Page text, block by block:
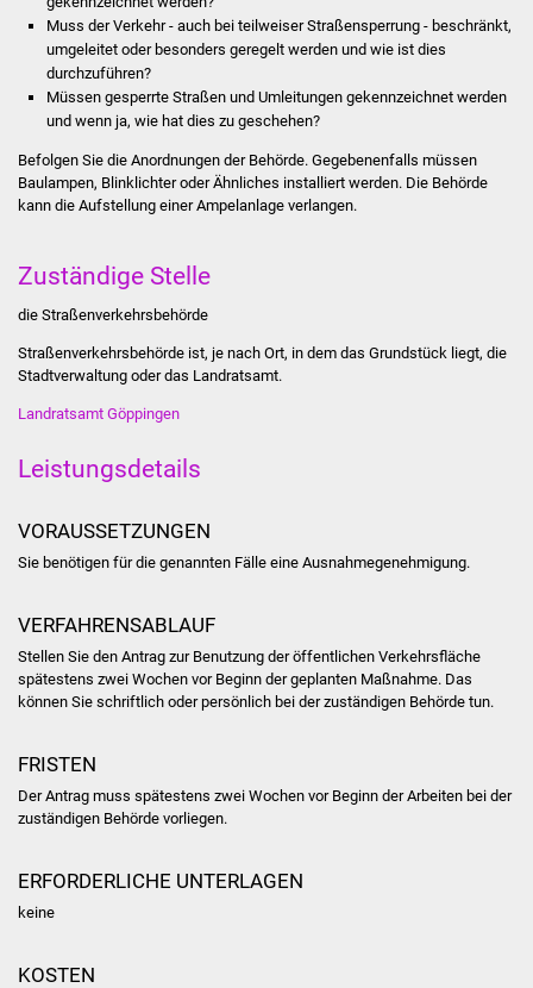
Partnerstädte
Projekte
Sanierung Hallenbad
Presse
Bürgerinfos
Muss der Verkehr - auch bei teilweiser Straßensperrung - beschränkt,
umgeleitet oder besonders geregelt werden und wie ist dies
durchzuführen?
Müssen gesperrte Straßen und Umleitungen gekennzeichnet werden
und wenn ja, wie hat dies zu geschehen?
Befolgen Sie die Anordnungen der Behörde. Gegebenenfalls müssen
Baulampen, Blinklichter oder Ähnliches installiert werden. Die Behörde
kann die Aufstellung einer Ampelanlage verlangen.
Zuständige Stelle
die Straßenverkehrsbehörde
Straßenverkehrsbehörde ist, je nach Ort, in dem das Grundstück liegt, die
Stadtverwaltung oder das Landratsamt.
Landratsamt Göppingen
Leistungsdetails
VORAUSSETZUNGEN
Sie benötigen für die genannten Fälle eine Ausnahmegenehmigung.
VERFAHRENSABLAUF
Stellen Sie den Antrag zur Benutzung der öffentlichen Verkehrsfläche
spätestens zwei Wochen vor Beginn der geplanten Maßnahme. Das
können Sie schriftlich oder persönlich bei der zuständigen Behörde tun.
FRISTEN
Der Antrag muss spätestens zwei Wochen vor Beginn der Arbeiten bei der
zuständigen Behörde vorliegen.
ERFORDERLICHE UNTERLAGEN
keine
KOSTEN